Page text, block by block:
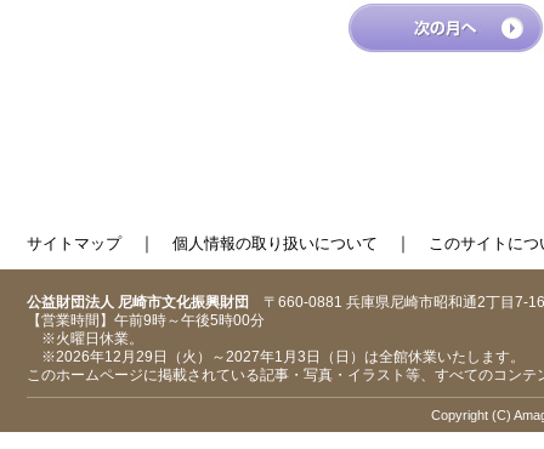
サイトマップ｜ 個人情報の取り扱いについて ｜ このサイトにつ
公益財団法人 尼崎市文化振興財団 〒660-0881 兵庫県尼崎市昭和通2丁目7-16
【営業時間】午前9時～午後5時00分
※火曜日休業。
※2026年12月29日（火）～2027年1月3日（日）は全館休業いたします。
このホームページに掲載されている記事・写真・イラスト等、すべてのコン
Copyright (C)